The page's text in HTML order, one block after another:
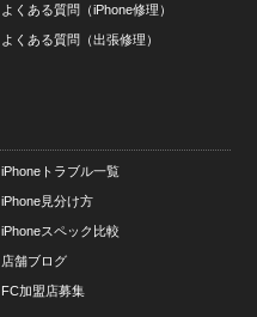
よくある質問（iPhone修理）
よくある質問（出張修理）
iPhoneトラブル一覧
iPhone見分け方
iPhoneスペック比較
店舗ブログ
FC加盟店募集